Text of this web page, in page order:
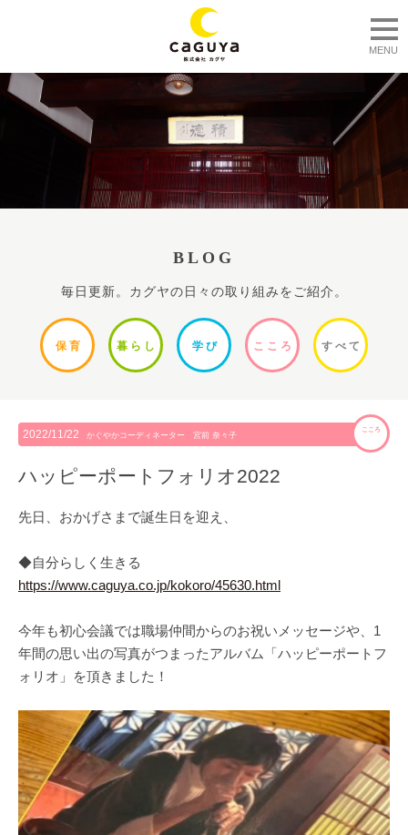
MENU
BLOG
毎日更新。カグヤの日々の取り組みをご紹介。
保 育 暮ら し 学 び ここ ろ すべて
2022/11/22 かぐやかコーディネーター 宮前 奈々子
こころ
ハッピーポートフォリオ2022
先日、おかげさまで誕生日を迎え、
◆自分らしく生きる
https://www.caguya.co.jp/kokoro/45630.html
今年も初心会議では職場仲間からのお祝いメッセージや、1
年間の思い出の写真がつまったアルバム「ハッピーポートフ
ォリオ」を頂きました！